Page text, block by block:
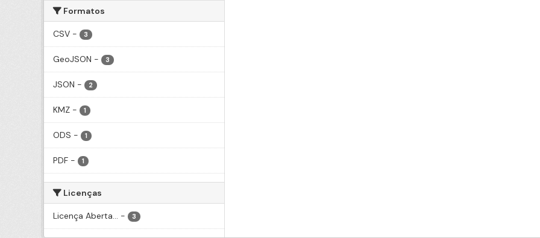
Formatos
CSV - 3
GeoJSON - 3
JSON - 2
KMZ - 1
ODS - 1
PDF - 1
Licenças
Licença Aberta... - 3